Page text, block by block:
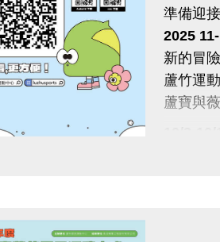
準備迎
2025
新的冒
蘆竹運
蘆寶與